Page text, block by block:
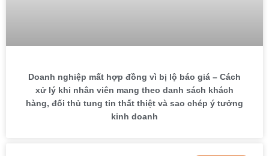
Doanh nghiệp mất hợp đồng vì bị lộ báo giá – Cách
xử lý khi nhân viên mang theo danh sách khách
hàng, đối thủ tung tin thất thiệt và sao chép ý tưởng
kinh doanh